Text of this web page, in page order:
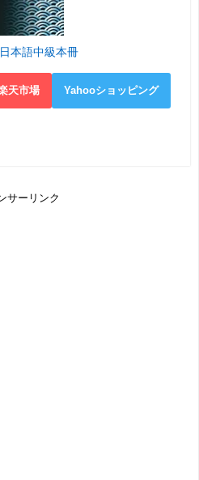
本語中級本冊
天市場 Yahooショッピング
サーリンク